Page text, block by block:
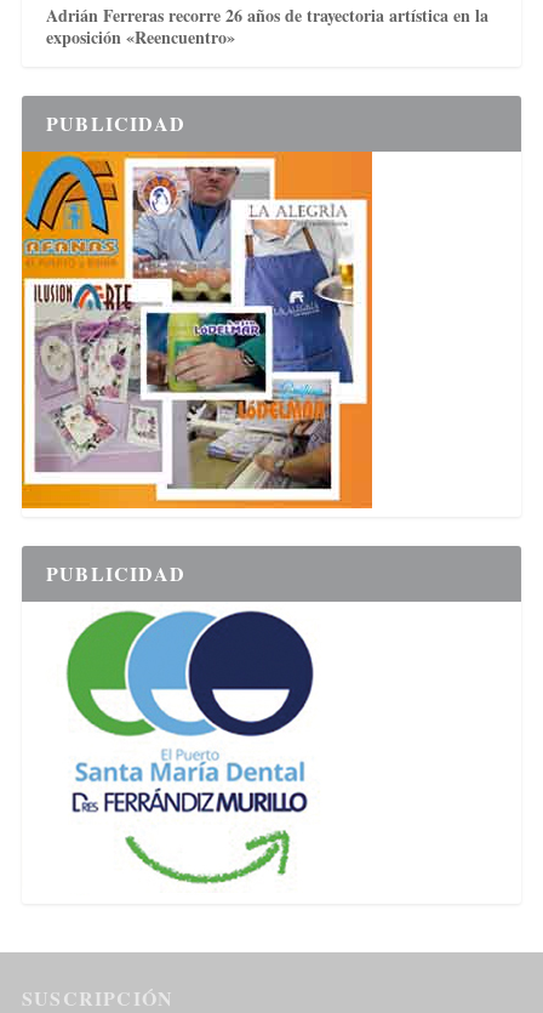
Adrián Ferreras recorre 26 años de trayectoria artística en la
exposición «Reencuentro»
PUBLICIDAD
PUBLICIDAD
SUSCRIPCIÓN